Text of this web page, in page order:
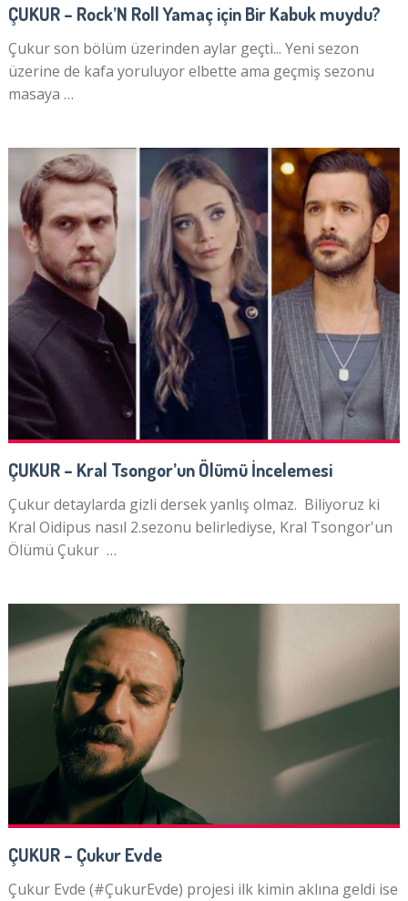
ÇUKUR – Rock’N Roll Yamaç için Bir Kabuk muydu?
Çukur son bölüm üzerinden aylar geçti... Yeni sezon
üzerine de kafa yoruluyor elbette ama geçmiş sezonu
masaya …
ÇUKUR – Kral Tsongor’un Ölümü İncelemesi
Çukur detaylarda gizli dersek yanlış olmaz. Biliyoruz ki
Kral Oidipus nasıl 2.sezonu belirlediyse, Kral Tsongor'un
Ölümü Çukur …
ÇUKUR – Çukur Evde
Çukur Evde (#ÇukurEvde) projesi ilk kimin aklına geldi ise